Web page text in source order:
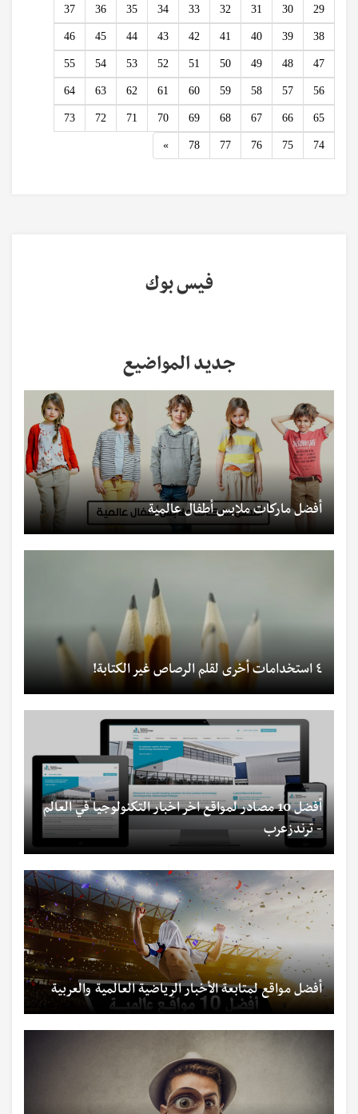
29
30
31
32
33
34
35
36
37
38
39
40
41
42
43
44
45
46
47
48
49
50
51
52
53
54
55
56
57
58
59
60
61
62
63
64
65
66
67
68
69
70
71
72
73
74
75
76
77
78
»
Next
فيس بوك
جديد المواضيع
أفضل ماركات ملابس أطفال عالمية
٤ استخدامات أخرى لقلم الرصاص غير الكتابة!
أفضل 10 مصادر لمواقع اخر اخبار التكنولوجيا في العالم
- ترندزعرب
أفضل مواقع لمتابعة الأخبار الرياضية العالمية والعربية